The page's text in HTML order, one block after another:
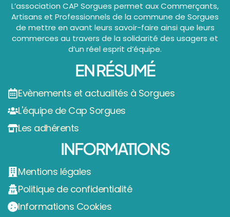
L’association CAP Sorgues permet aux Commerçants,
Artisans et Professionnels de la commune de Sorgues
de mettre en avant leurs savoir-faire ainsi que leurs
commerces au travers de la solidarité des usagers et
d’un réel esprit d’équipe.
EN RÉSUMÉ
Evènements et actualités à Sorgues
L'équipe de Cap Sorgues
Les adhérents
INFORMATIONS
Mentions légales
Politique de confidentialité
Informations Cookies